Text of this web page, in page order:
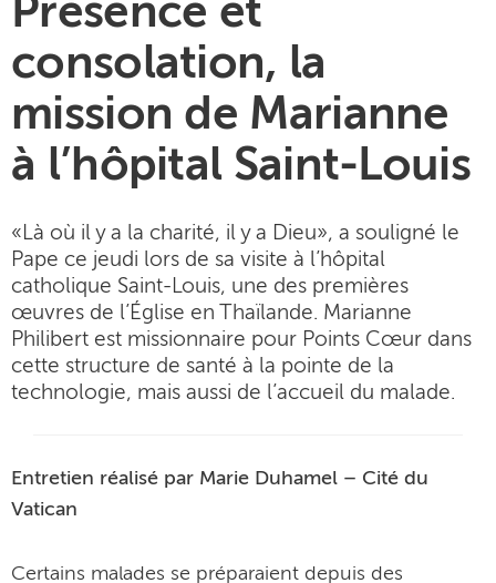
Présence et
consolation, la
mission de Marianne
à l’hôpital Saint-Louis
«Là où il y a la charité, il y a Dieu», a souligné le
Pape ce jeudi lors de sa visite à l’hôpital
catholique Saint-Louis, une des premières
œuvres de l’Église en Thaïlande. Marianne
Philibert est missionnaire pour Points Cœur dans
cette structure de santé à la pointe de la
technologie, mais aussi de l’accueil du malade.
Entretien réalisé par Marie Duhamel – Cité du
Vatican
Certains malades se préparaient depuis des